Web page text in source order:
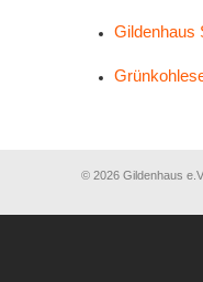
Gildenhaus
© 2026 Gildenhaus